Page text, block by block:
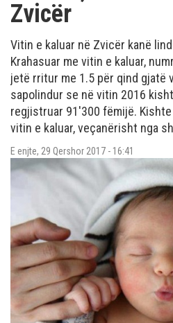
Zvicër
Vitin e kaluar në Zvicër kanë
Krahasuar me vitin e kaluar,
jetë rritur me 1.5 për qind gjatë
sapolindur se në vitin 2016
regjistruar 91'300 fëmijë.
vitin e kaluar, veçanërisht nga
E enjte, 29 Qershor 2017 - 16:41